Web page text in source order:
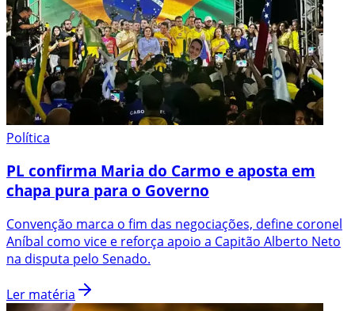
Política
PL confirma Maria do Carmo e aposta em
chapa pura para o Governo
Convenção marca o fim das negociações, define coronel
Aníbal como vice e reforça apoio a Capitão Alberto Neto
na disputa pelo Senado.
Ler matéria